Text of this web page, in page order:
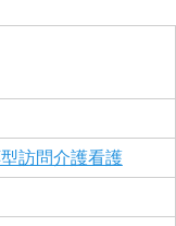
訪問介護看護